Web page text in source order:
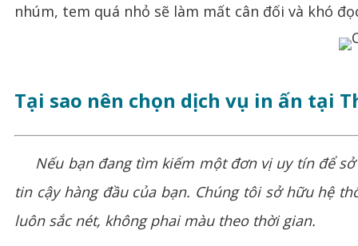
nhúm, tem quá nhỏ sẽ làm mất cân đối và khó
Tại sao nên chọn dịch vụ in ấn tại
Nếu bạn đang tìm kiếm một đơn vị uy tín để
tin cậy hàng đầu của bạn. Chúng tôi sở hữu hệ
luôn sắc nét, không phai màu theo thời gian.